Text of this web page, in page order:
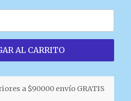
AL CARRITO
a $90000 envío GRATIS